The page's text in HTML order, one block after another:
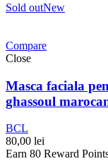
Sold outNew
Compare
Close
Masca faciala
ghassoul
BCL
80,00 lei
Earn 80 Reward